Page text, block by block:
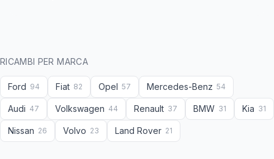
RICAMBI PER MARCA
Ford 94 Fiat 82 Opel 57 Mercedes-Benz 54
Audi 47 Volkswagen 44 Renault 37 BMW 31 Kia 31
Nissan 26 Volvo 23 Land Rover 21